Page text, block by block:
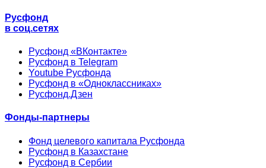
Русфонд
в соц.сетях
Русфонд «ВКонтакте»
Русфонд в Telegram
Youtube Русфонда
Русфонд в «Одноклассниках»
Русфонд.Дзен
Фонды-партнеры
Фонд целевого капитала Русфонда
Русфонд в Казахстане
Русфонд в Сербии